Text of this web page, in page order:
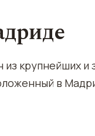
крупнейших и
в